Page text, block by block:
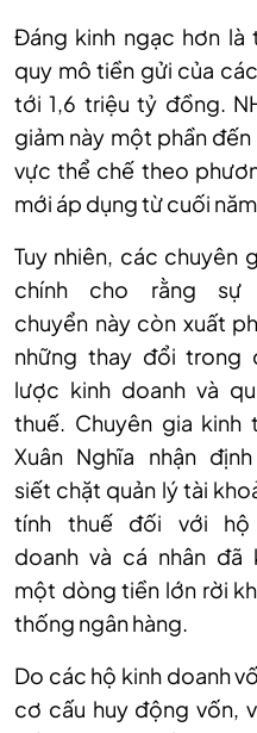
Đáng kinh ngạc hơn là
quy mô tiền gửi của
tới 1,6 triệu tỷ đồng.
giảm này một phần
vực thể chế theo
mới áp dụng từ cuối
Tuy nhiên, các chuyên
chính cho rằng sự
chuyển này còn xuất
những thay đổi trong
lược kinh doanh và
thuế. Chuyên gia kinh
Xuân Nghĩa nhận
siết chặt quản lý tài
tính thuế đối với hộ
doanh và cá nhân đã
một dòng tiền lớn rời
thống ngân hàng.
Do các hộ kinh doanh
cơ cấu huy động vốn,